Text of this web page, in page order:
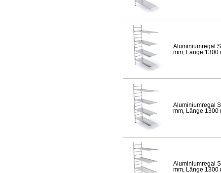
Aluminiumregal
mm, Länge 1300
Aluminiumregal
mm, Länge 1300
Aluminiumregal
mm, Länge 1300